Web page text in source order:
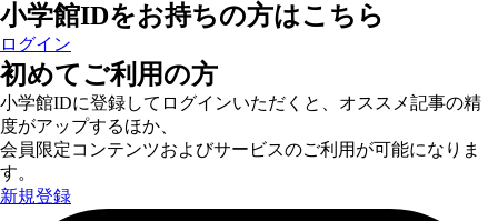
小学館IDをお持ちの方はこちら
ログイン
初めてご利用の方
小学館IDに登録してログインいただくと、オススメ記事の精
度がアップするほか、
会員限定コンテンツおよびサービスのご利用が可能になりま
す。
新規登録